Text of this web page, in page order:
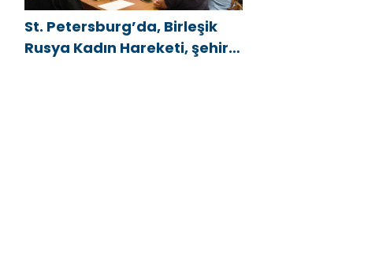
St. Petersburg’da, Birleşik
Rusya Kadın Hareketi, şehir